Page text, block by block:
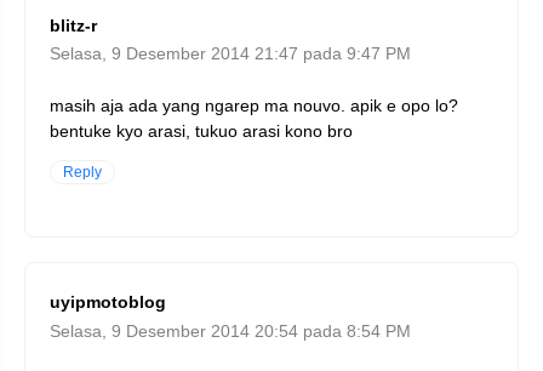
blitz-r
Selasa, 9 Desember 2014 21:47 pada 9:47 PM
masih aja ada yang ngarep ma nouvo. apik e opo lo?
bentuke kyo arasi, tukuo arasi kono bro
Reply
uyipmotoblog
Selasa, 9 Desember 2014 20:54 pada 8:54 PM